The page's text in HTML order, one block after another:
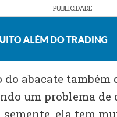
PUBLICIDADE
do abacate também
um problema de
semente, ela tem